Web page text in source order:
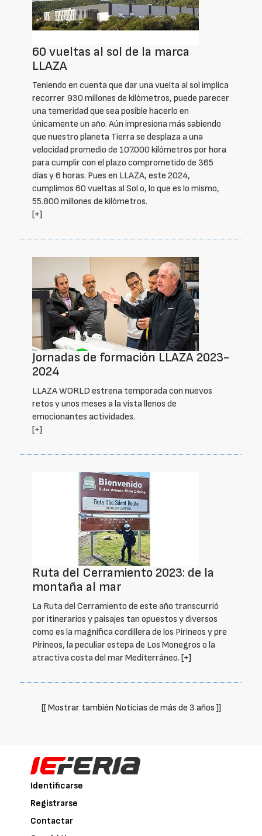
60 vueltas al sol de la marca
LLAZA
Teniendo en cuenta que dar una vuelta al sol implica
recorrer 930 millones de kilómetros, puede parecer
una temeridad que sea posible hacerlo en
únicamente un año. Aún impresiona más sabiendo
que nuestro planeta Tierra se desplaza a una
velocidad promedio de 107.000 kilómetros por hora
para cumplir con el plazo comprometido de 365
días y 6 horas. Pues en LLAZA, este 2024,
cumplimos 60 vueltas al Sol o, lo que es lo mismo,
55.800 millones de kilómetros.
[+]
Jornadas de formación LLAZA 2023-
2024
LLAZA WORLD estrena temporada con nuevos
retos y unos meses a la vista llenos de
emocionantes actividades.
[+]
Ruta del Cerramiento 2023: de la
montaña al mar
La Ruta del Cerramiento de este año transcurrió
por itinerarios y paisajes tan opuestos y diversos
como es la magnífica cordillera de los Pirineos y pre
Pirineos, la peculiar estepa de Los Monegros o la
atractiva costa del mar Mediterráneo. [+]
[[ Mostrar también Noticias de más de 3 años ]]
Identificarse
Registrarse
Contactar